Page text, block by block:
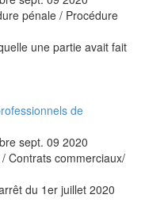
pénale / Procédure
une partie avait fait
de
sept. 09 2020
/ Contrats commerciaux/
du 1er juillet 2020